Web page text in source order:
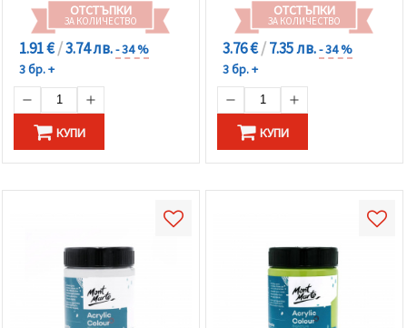
ОТСТЪПКИ
ЗА КОЛИЧЕСТВО
1.91 €/3.74 лв.- 34 %
3 бр. +
КУПИ
ОТСТЪПКИ
ЗА КОЛИЧЕСТВО
3.76 €/7.35 лв.- 34 %
3 бр. +
КУПИ